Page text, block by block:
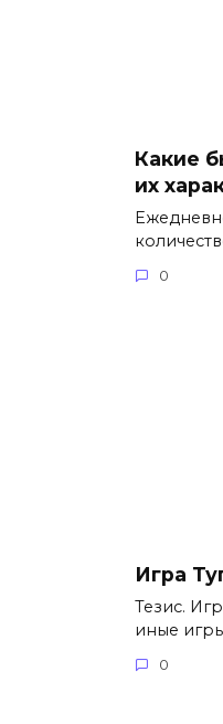
Какие
их
0
Игра
Тезис.
иные
0